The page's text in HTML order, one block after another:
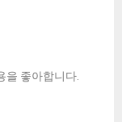
을 좋아합니다.
이스 해보겠습니
아직 누르지는 마
다양한 변환 옵션
은 퀄리티의 변환